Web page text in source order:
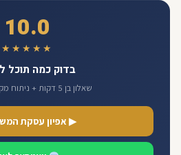
10.0
★★★★★
בדוק כמה תוכל
שאלון בן 5 דקות + ניתוח מקצועי בחינם
▶ אפיון עסקת